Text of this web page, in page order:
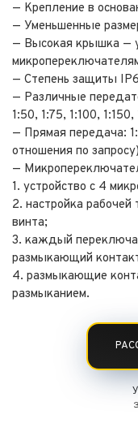
— Крепление в
— Уменьшенные
— Высокая крышка —
— Степень защиты
— Различные
1:50, 1:75, 1:100,
— Прямая передача:
отношения по
—
1. устройство с 4
2. настройка
винта;
3. каждый
размыкающий
4. размыкающие
размыканием.